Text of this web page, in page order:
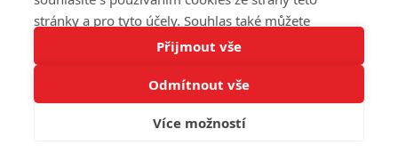
Tato stránka používá soubory cookies.
Rozumím
© 2016 – 2026 FandimeSerialum.cz / All rights reserved /
Koncal studio s.r.o., IČO: 03604071, Lýskova 2073/57, Stodůlky, 155
stránky a pro tyto účely. Souhlas také můžete
odmítnout, ale v takovém případě vám na stránce
nebudou k dispozici některé personalizované funkce.
Vaše volby souhlasu se budou vztahovat pouze na
tuto webovou stránku. Vaše nastavení a odvolání
souhlasu můžete kdykoli změnit na stránce s
Přijmout vše
Odmítnout vše
Více možností